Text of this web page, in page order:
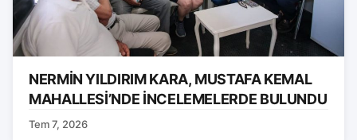
NERMİN YILDIRIM KARA, MUSTAFA KEMAL
MAHALLESİ’NDE İNCELEMELERDE BULUNDU
Tem 7, 2026